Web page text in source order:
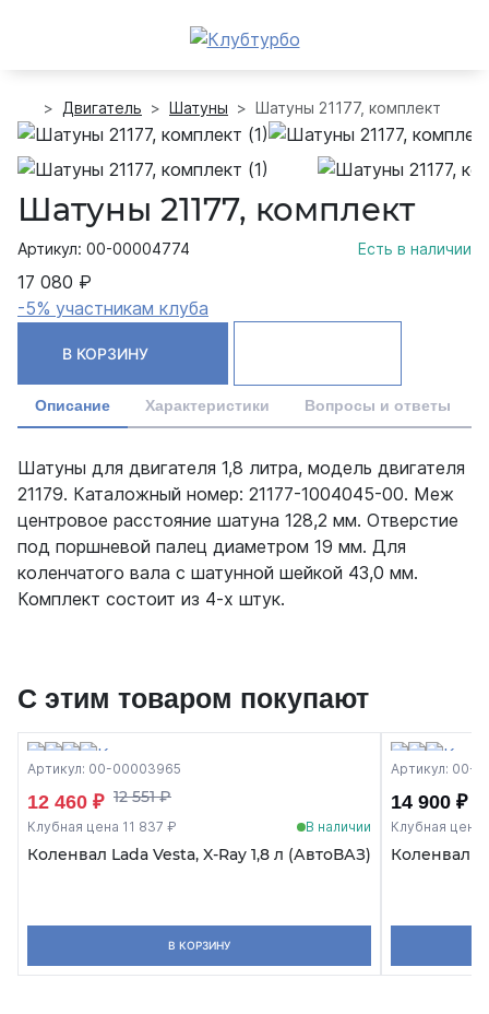
Двигатель Шатуны Шатуны 21177, комплект
Шатуны 21177, комплект
Артикул: 00-00004774 Есть в наличии
17 080 ₽
-5% участникам клуба
В КОРЗИНУ
Описание Характеристики Вопросы и ответы
Шатуны для двигателя 1,8 литра, модель двигателя
21179. Каталожный номер: 21177-1004045-00. Меж
центровое расстояние шатуна 128,2 мм. Отверстие
под поршневой палец диаметром 19 мм. Для
коленчатого вала с шатунной шейкой 43,0 мм.
Комплект состоит из 4-х штук.
С этим товаром покупают
Артикул: 00-00003965
12 460 ₽ 12 551 ₽
Клубная цена 11 837 ₽ В наличии
Коленвал Lada Vesta, X-Ray 1,8 л (АвтоВАЗ)
В КОРЗИНУ
Артикул: 00-
14 900 ₽
Клубная цена
Коленвал